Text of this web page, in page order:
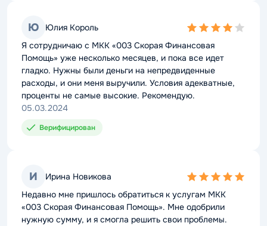
Ю Юлия Король
4,0
rating
Я сотрудничаю с МКК «003 Скорая Финансовая
Помощь» уже несколько месяцев, и пока все идет
гладко. Нужны были деньги на непредвиденные
расходы, и они меня выручили. Условия адекватные,
проценты не самые высокие. Рекомендую.
05.03.2024
Верифицирован
И Ирина Новикова
5,0
rating
Недавно мне пришлось обратиться к услугам МКК
«003 Скорая Финансовая Помощь». Мне одобрили
нужную сумму, и я смогла решить свои проблемы.